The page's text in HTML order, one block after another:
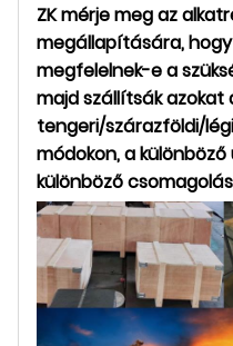
ZKmérje meg az
megállapítására,
megfelelnek-e a
majd szállítsák azokat
tengeri/szárazföldi/
módokon, a
különböző